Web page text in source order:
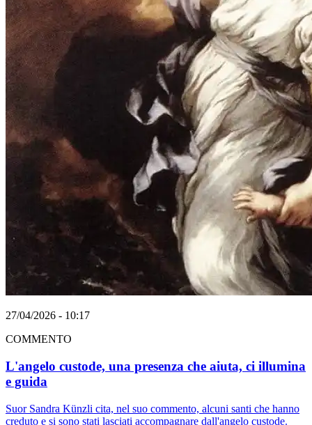
27/04/2026 - 10:17
COMMENTO
L'angelo custode, una presenza che aiuta, ci illumina
e guida
Suor Sandra Künzli cita, nel suo commento, alcuni santi che hanno
creduto e si sono stati lasciati accompagnare dall'angelo custode.